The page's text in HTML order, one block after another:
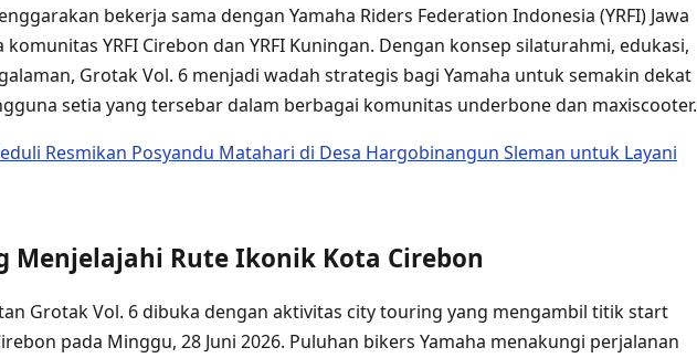
bekerja sama dengan Yamaha Riders Federation Indonesia (YRFI) Jawa
komunitas YRFI Cirebon dan YRFI Kuningan. Dengan konsep silaturahmi, edukasi,
Grotak Vol. 6 menjadi wadah strategis bagi Yamaha untuk semakin dekat
setia yang tersebar dalam berbagai komunitas underbone dan maxiscooter.
Resmikan Posyandu Matahari di Desa Hargobinangun Sleman untuk Layani
Menjelajahi Rute Ikonik Kota Cirebon
Grotak Vol. 6 dibuka dengan aktivitas city touring yang mengambil titik start
pada Minggu, 28 Juni 2026. Puluhan bikers Yamaha menakungi perjalanan